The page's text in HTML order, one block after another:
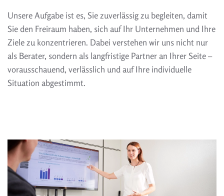
Unsere Aufgabe ist es, Sie zuverlässig zu begleiten, damit
Sie den Freiraum haben, sich auf Ihr Unternehmen und Ihre
Ziele zu konzentrieren. Dabei verstehen wir uns nicht nur
als Berater, sondern als langfristige Partner an Ihrer Seite –
vorausschauend, verlässlich und auf Ihre individuelle
Situation abgestimmt.